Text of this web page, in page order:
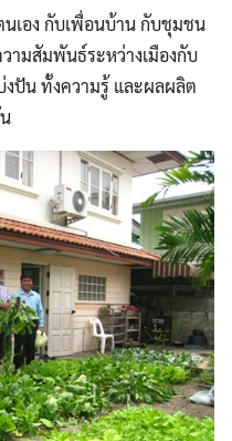
เอง กับเพื่อนบ้าน กับชุมชน
ามสัมพันธ์ระหว่างเมืองกับ
ปัน ทั้งความรู้ และผลผลิต